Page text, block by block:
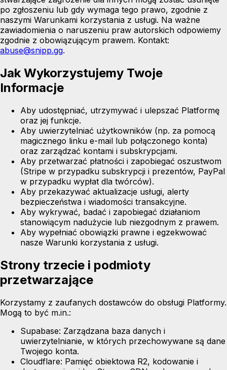
po zgłoszeniu lub gdy wymaga tego prawo, zgodnie z
naszymi Warunkami korzystania z usługi. Na ważne
zawiadomienia o naruszeniu praw autorskich odpowiemy
zgodnie z obowiązującym prawem. Kontakt:
abuse@snipp.gg.
Jak Wykorzystujemy Twoje
Informacje
Aby udostępniać, utrzymywać i ulepszać Platformę
oraz jej funkcje.
Aby uwierzytelniać użytkowników (np. za pomocą
magicznego linku e-mail lub połączonego konta)
oraz zarządzać kontami i subskrypcjami.
Aby przetwarzać płatności i zapobiegać oszustwom
(Stripe w przypadku subskrypcji i prezentów, PayPal
w przypadku wypłat dla twórców).
Aby przekazywać aktualizacje usługi, alerty
bezpieczeństwa i wiadomości transakcyjne.
Aby wykrywać, badać i zapobiegać działaniom
stanowiącym nadużycie lub niezgodnym z prawem.
Aby wypełniać obowiązki prawne i egzekwować
nasze Warunki korzystania z usługi.
Strony trzecie i podmioty
przetwarzające
Korzystamy z zaufanych dostawców do obsługi Platformy.
Mogą to być m.in.:
Supabase: Zarządzana baza danych i
uwierzytelnianie, w których przechowywane są dane
Twojego konta.
Cloudflare: Pamięć obiektowa R2, kodowanie i